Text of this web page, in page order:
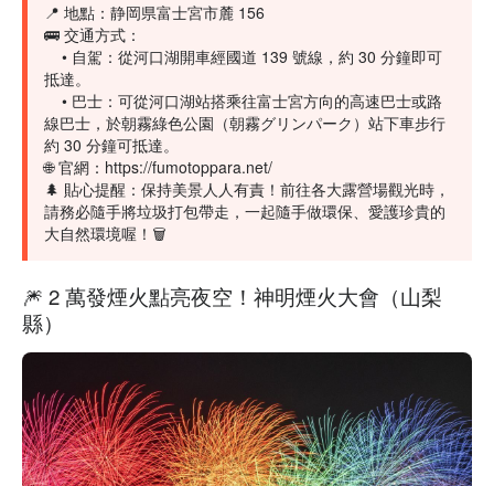
📍 地點：静岡県富士宮市麓 156
🚌 交通方式：
• 自駕：從河口湖開車經國道 139 號線，約 30 分鐘即可
抵達。
• 巴士：可從河口湖站搭乘往富士宮方向的高速巴士或路
線巴士，於朝霧綠色公園（朝霧グリンパーク）站下車步行
約 30 分鐘可抵達。
🌐 官網： https://fumotoppara.net/
🌲 貼心提醒：保持美景人人有責！前往各大露營場觀光時，
請務必隨手將垃圾打包帶走，一起隨手做環保、愛護珍貴的
大自然環境喔！🗑️
🎆 2 萬發煙火點亮夜空！神明煙火大會（山梨
縣）